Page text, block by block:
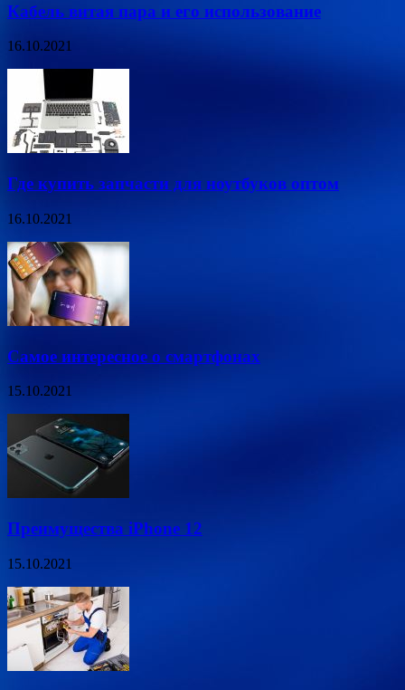
Кабель витая пара и его использование
16.10.2021
Где купить запчасти для ноутбуков оптом
16.10.2021
Самое интересное о смартфонах
15.10.2021
Преимущества iPhone 12
15.10.2021